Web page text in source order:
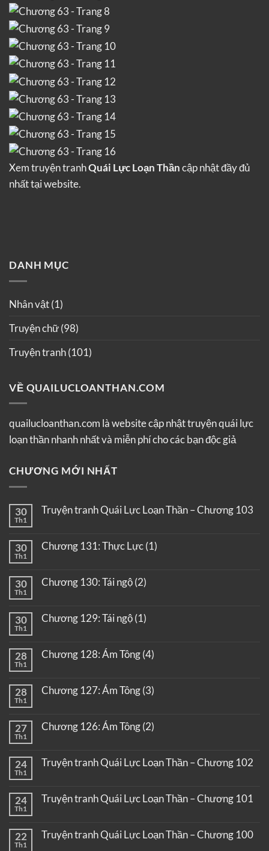
Xem truyện tranhQuái Lực Loạn Thầncập nhật đầy đủ
nhất tại website.
DANH MỤC
Nhân vật(1)
Truyện chữ(98)
Truyện tranh(101)
VỀ QUAILUCLOANTHAN.COM
quailucloanthan.com là website cập nhật truyện quái lực
loạn thần nhanh nhất và miễn phí cho các bạn độc giả
CHƯƠNG MỚI NHẤT
30
Th1
Truyện tranh Quái Lực Loạn Thần – Chương 103
30
Th1
Chương 131: Thực Lực (1)
30
Th1
Chương 130: Tái ngộ (2)
30
Th1
Chương 129: Tái ngộ (1)
28
Th1
Chương 128: Ám Tông (4)
28
Th1
Chương 127: Ám Tông (3)
27
Th1
Chương 126: Ám Tông (2)
24
Th1
Truyện tranh Quái Lực Loạn Thần – Chương 102
24
Th1
Truyện tranh Quái Lực Loạn Thần – Chương 101
22
Th1
Truyện tranh Quái Lực Loạn Thần – Chương 100